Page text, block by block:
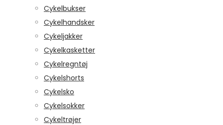
Cykelbukser
Cykelhandsker
Cykeljakker
Cykelkasketter
Cykelregntøj
Cykelshorts
Cykelsko
Cykelsokker
Cykeltrøjer